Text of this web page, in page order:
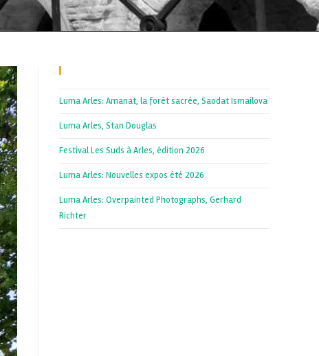
Luma Arles: Amanat, la forêt sacrée, Saodat Ismailova
Luma Arles, Stan Douglas
Festival Les Suds à Arles, édition 2026
Luma Arles: Nouvelles expos été 2026
Luma Arles: Overpainted Photographs, Gerhard
Richter